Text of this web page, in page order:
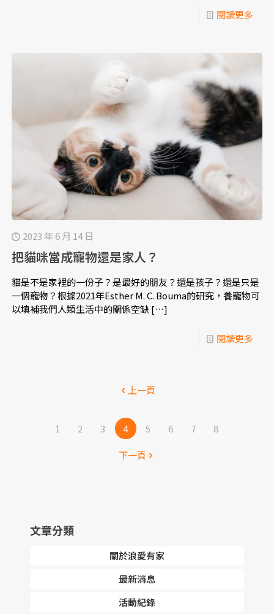
閱讀更多
2023 年 6 月 14 日
把貓咪當成寵物還是家人？
貓是不是家裡的一份子？是最好的朋友？還是孩子？還是只是
一個寵物？根據2021年Esther M. C. Bouma的研究，養寵物可
以填補我們人類生活中的關係空缺 […]
閱讀更多
上一頁
1 2 3 4 5 6 7 8
下一頁
文章分類
關於浪愛有家
最新消息
活動紀錄